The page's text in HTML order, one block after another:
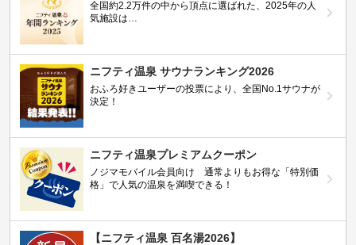
全国約2.2万件の中から頂点に選ばれた、2025年の人
気施設は…
ニフティ温泉 サウナランキング2026
おふろ好きユーザーの投票により、全国No.1サウナが
決定！
ニフティ温泉プレミアムクーポン
ノジマモバイル会員向け 通常よりもお得な「特別価
格」で人気の温泉を満喫できる！
【ニフティ温泉 百名湯2026】